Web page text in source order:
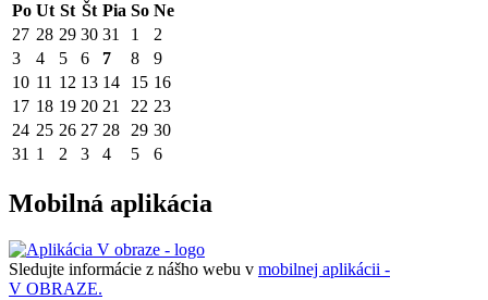
Po Ut St Št Pia So Ne
27 28 29 30 31 1
2
3
4 5 6 7 8
9
10 11 12 13 14 15 16
17 18 19 20 21 22 23
24 25 26 27 28 29 30
31 1 2 3 4 5 6
Mobilná aplikácia
Sledujte informácie z nášho webu v mobilnej aplikácii -
V OBRAZE.